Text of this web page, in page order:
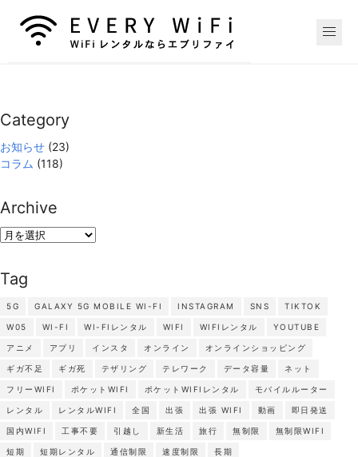
Category
お知らせ (23)
コラム (118)
Archive
Archive
Tag
5G GALAXY 5G MOBILE WI-FI INSTAGRAM SNS TIKTOK
W05 WI-FI WI-FIレンタル WIFI WIFIレンタル YOUTUBE
アニメ アプリ インスタ オンライン オンラインショッピング
ギガ不足 ギガ死 テザリング テレワーク データ容量 ネット
フリーWIFI ポケットWIFI ポケットWIFIレンタル モバイルルーター
レンタル レンタルWIFI 全国 出張 出張 WIFI 動画 即日発送
国内WIFI 工事不要 引越し 新生活 旅行 無制限 無制限WIFI
短期 短期レンタル 通信制限 速度制限 長期